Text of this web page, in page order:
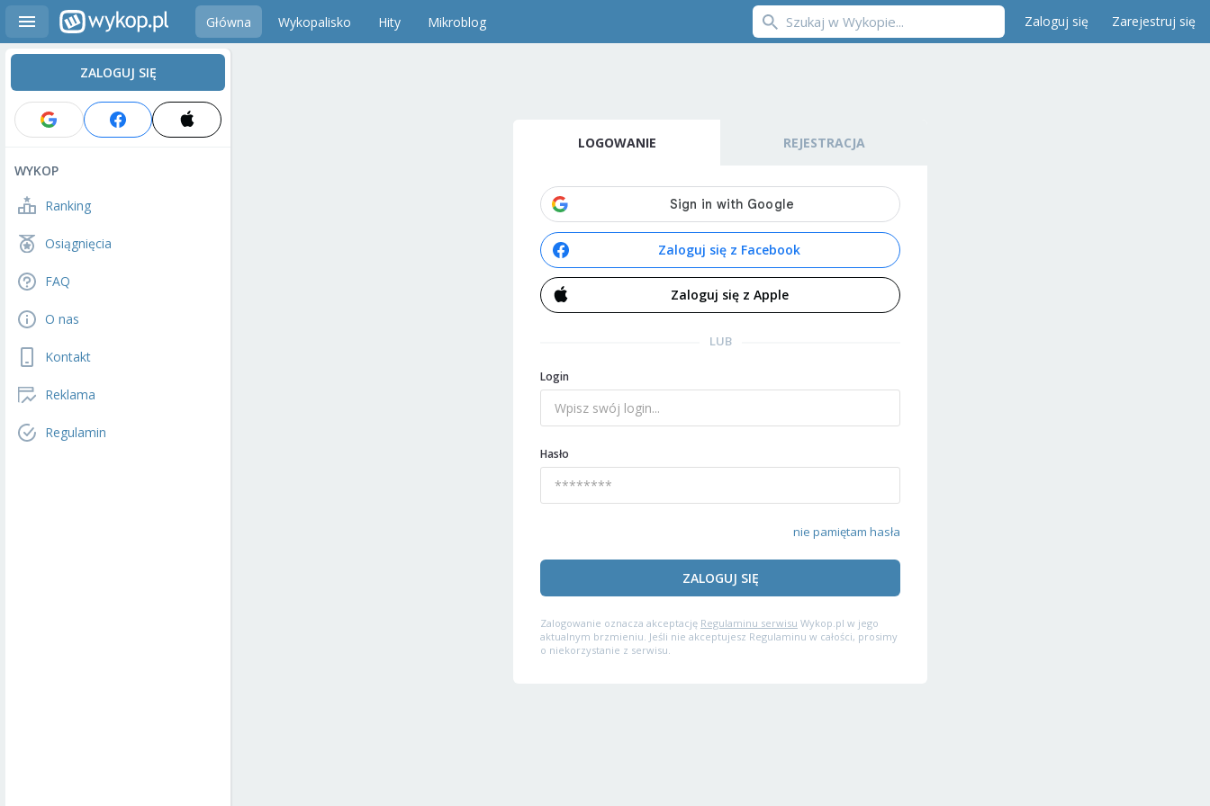
Główna Wykopalisko Hity Mikroblog Zaloguj się Zarejestruj się
ZALOGUJ SIĘ
WYKOP
Ranking
Osiągnięcia
FAQ
O nas
Kontakt
Reklama
Regulamin
LOGOWANIE REJESTRACJA
Zaloguj się z Facebook
Zaloguj się z Apple
LUB
Login
Hasło
nie pamiętam hasła
ZALOGUJ SIĘ
Zalogowanie oznacza akceptację Regulaminu serwisu Wykop.pl w jego
aktualnym brzmieniu. Jeśli nie akceptujesz Regulaminu w całości, prosimy
o niekorzystanie z serwisu.